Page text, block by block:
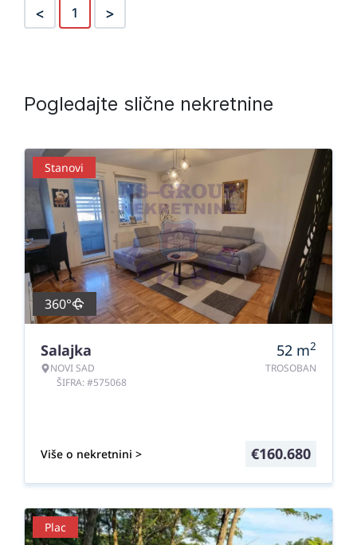
< 1 >
Pogledajte slične nekretnine
Stanovi
360°
Salajka
NOVI SAD
ŠIFRA: #575068
52 m2
TROSOBAN
Više o nekretnini > €160.680
Plac